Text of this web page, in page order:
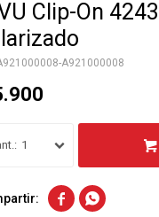
Clip-On
A921000008
1
 